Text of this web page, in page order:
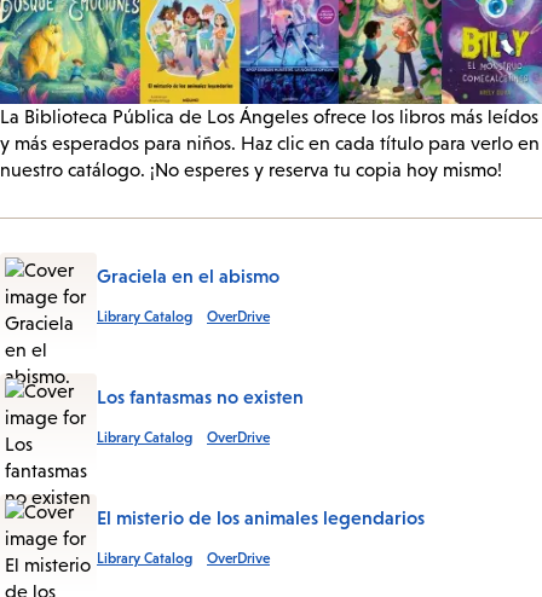
La Biblioteca Pública de Los Ángeles ofrece los libros más leídos
y más esperados para niños. Haz clic en cada título para verlo en
nuestro catálogo. ¡No esperes y reserva tu copia hoy mismo!
Graciela en el abismo
Library Catalog OverDrive
Los fantasmas no existen
Library Catalog OverDrive
El misterio de los animales legendarios
Library Catalog OverDrive